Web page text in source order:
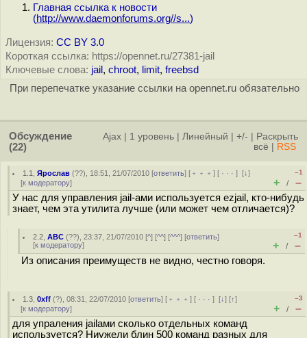
Главная ссылка к новости
(http://www.daemonforums.org//s...)
Лицензия: CC BY 3.0
Короткая ссылка: https://opennet.ru/27381-jail
Ключевые слова: jail , chroot, limit, freebsd
При перепечатке указание ссылки на opennet.ru обязательно
Обсуждение
(22)
Ajax 1 уровень Линейный +/-
Раскрыть
всё
RSS
1.1 ,Ярослав (??), 18:51, 21/07/2010 [ответить] [ ﹢﹢﹢] [ · · ·][↓]
[к модератору]
–1
+ / –
У нас для управления jail-ами используется ezjail, кто-нибудь
знает, чем эта утилита лучше (или может чем отличается)?
2.2 ,ABC (??), 23:37, 21/07/2010 [^] [^^] [^^^] [ответить]
[к модератору]
–1
+ / –
Из описания преимуществ не видно, честно говоря.
1.3 ,0xff (?), 08:31, 22/07/2010 [ответить] [ ﹢﹢﹢] [ · · ·][↓] [↑]
[к модератору]
–3
+ / –
для упраления jailами сколько отдельных команд
используется? Ниужели блин 500 команд разных для